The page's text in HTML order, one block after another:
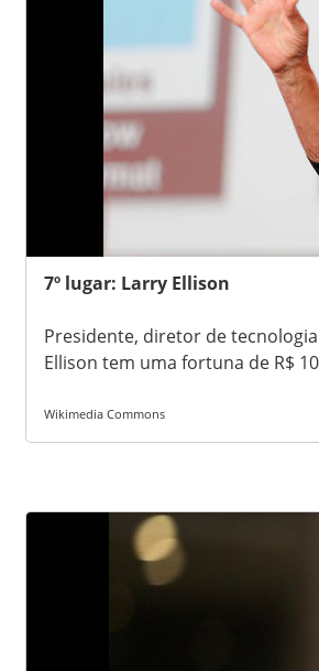
7º lugar: Larry Ellison
Presidente, diretor de
Ellison tem uma fortuna de R$
Wikimedia Commons